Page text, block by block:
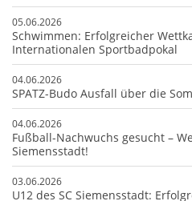
05.06.2026
Schwimmen: Erfolgreicher
Internationalen Sportbadpokal
04.06.2026
SPATZ-Budo Ausfall über die
04.06.2026
Fußball-Nachwuchs gesucht –
Siemensstadt!
03.06.2026
U12 des SC Siemensstadt: